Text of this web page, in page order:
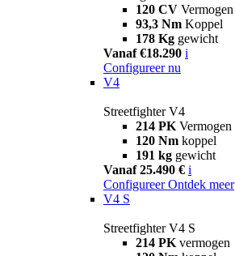
120 CV Vermogen
93,3 Nm Koppel
178 Kg gewicht
Vanaf €18.290 i
Configureer nu
V4
Streetfighter V4
214 PK Vermogen
120 Nm koppel
191 kg gewicht
Vanaf 25.490 € i
Configureer Ontdek meer
V4 S
Streetfighter V4 S
214 PK vermogen